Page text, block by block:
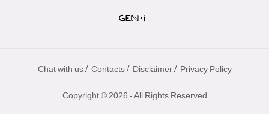
Chat with us / Contacts / Disclaimer / Privacy Policy
Copyright © 2026 - All Rights Reserved